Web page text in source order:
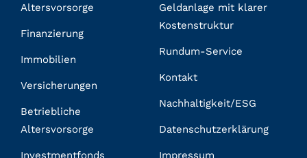
Altersvorsorge
Finanzierung
Immobilien
Versicherungen
Betriebliche
Altersvorsorge
Investmentfonds
Geldanlage mit klarer
Kostenstruktur
Rundum-Service
Kontakt
Nachhaltigkeit/ESG
Datenschutzerklärung
Impressum